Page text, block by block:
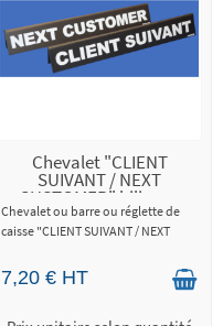
Chevalet "CLIENT
SUIVANT / NEXT
CUSTOMER" bilingue
Chevalet ou barre ou réglette de
caisse "CLIENT SUIVANT / NEXT
face anglais
7,20 € HT